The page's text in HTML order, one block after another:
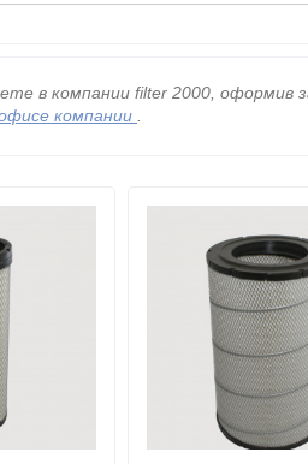
в компании filter 2000, оформив
компании